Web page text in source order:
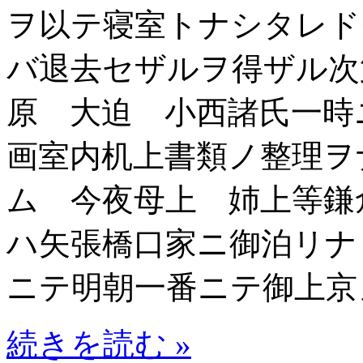
ヲ以テ寝室トナシタレ
バ退去セザルヲ得ザル
原 大迫 小西諸氏一時
画室内机上書類ノ整理
ム 今夜母上 姉上等鎌
ハ矢張橋口家ニ御泊リ
ニテ明朝一番ニテ御上
続きを読む »